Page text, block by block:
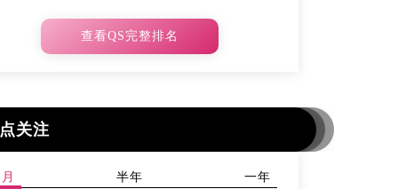
查看QS完整排名
关注
半年 一年